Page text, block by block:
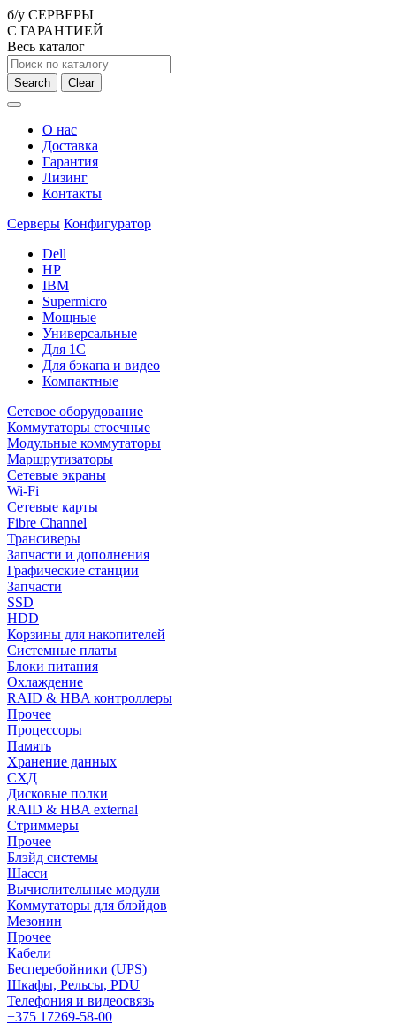
б/у СЕРВЕРЫ
С ГАРАНТИЕЙ
Весь каталог
Search Clear
О нас
Доставка
Гарантия
Лизинг
Контакты
Серверы Конфигуратор
Dell
HP
IBM
Supermicro
Мощные
Универсальные
Для 1С
Для бэкапа и видео
Компактные
Сетевое оборудование
Коммутаторы стоечные
Модульные коммутаторы
Маршрутизаторы
Сетевые экраны
Wi-Fi
Сетевые карты
Fibre Channel
Трансиверы
Запчасти и дополнения
Графические станции
Запчасти
SSD
HDD
Корзины для накопителей
Системные платы
Блоки питания
Охлаждение
RAID & HBA контроллеры
Прочее
Процессоры
Память
Хранение данных
СХД
Дисковые полки
RAID & HBA external
Стриммеры
Прочее
Блэйд системы
Шасси
Вычислительные модули
Коммутаторы для блэйдов
Мезонин
Прочее
Кабели
Бесперебойники (UPS)
Шкафы, Рельсы, PDU
Телефония и видеосвязь
+375 17269-58-00